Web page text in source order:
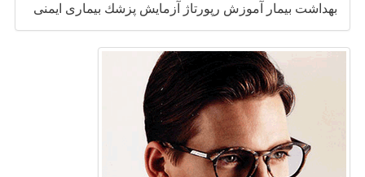
بهداشت بیمار آموزش رپورتاژ آزمایش پزشك بیماری ایمنی